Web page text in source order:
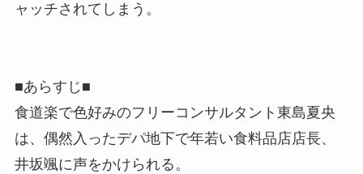
ャッチされてしまう。
■あらすじ■
食道楽で色好みのフリーコンサルタント東島夏央
は、偶然入ったデパ地下で年若い食料品店店長、
井坂颯に声をかけられる。